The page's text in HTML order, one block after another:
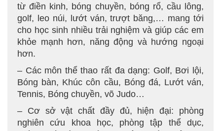
từ điền kinh, bóng chuyền, bóng rổ, cầu lông,
golf, leo núi, lướt ván, trượt băng,… mang tới
cho học sinh nhiều trải nghiệm và giúp các em
khỏe mạnh hơn, năng động và hướng ngoại
hơn.
– Các môn thể thao rất đa dạng: Golf, Bơi lội,
Bóng bàn, Khúc côn cầu, Bóng đá, Lướt ván,
Tennis, Bóng chuyền, võ Judo…
– Cơ sở vật chất đầy đủ, hiện đại: phòng
nghiên cứu khoa học, phòng tập thể dục,